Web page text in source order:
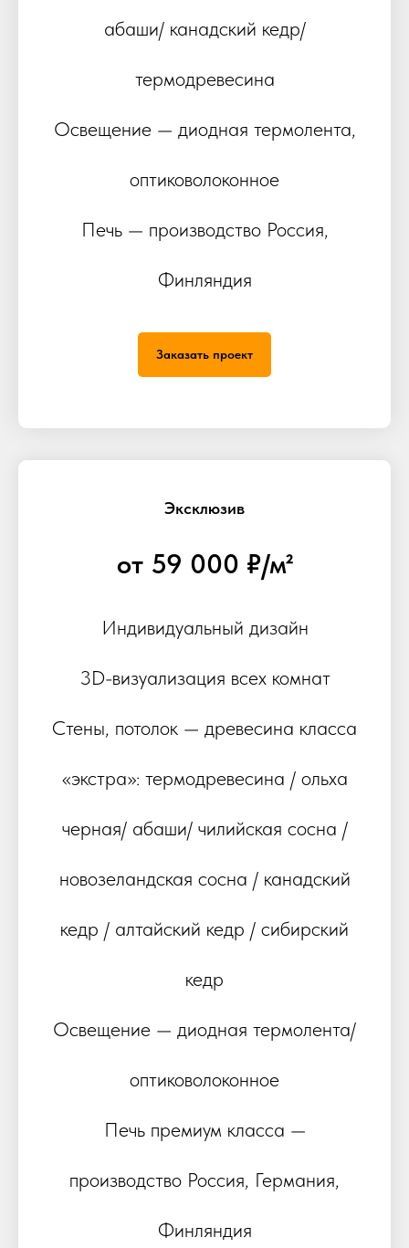
абаши/ канадский кедр/
термодревесина
Освещение — диодная термолента,
оптиковолоконное
Печь — производство Россия,
Финляндия
Заказать проект
Эксклюзив
от 59 000 ₽/м²
Индивидуальный дизайн
3D-визуализация всех комнат
Стены, потолок — древесина класса
«экстра»: термодревесина / ольха
черная/ абаши/ чилийская сосна /
новозеландская сосна / канадский
кедр / алтайский кедр / сибирский
кедр
Освещение — диодная термолента/
оптиковолоконное
Печь премиум класса —
производство Россия, Германия,
Финляндия